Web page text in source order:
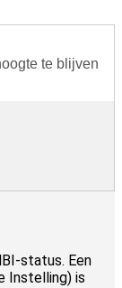
te blijven
status. Een
Instelling) is